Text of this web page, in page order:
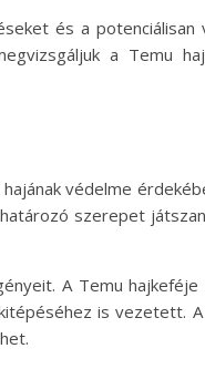
és a potenciálisan
a Temu
védelme
szerepet
A Temu
is vezetett.